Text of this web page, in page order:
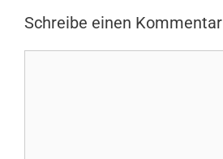
Schreibe einen Kommentar